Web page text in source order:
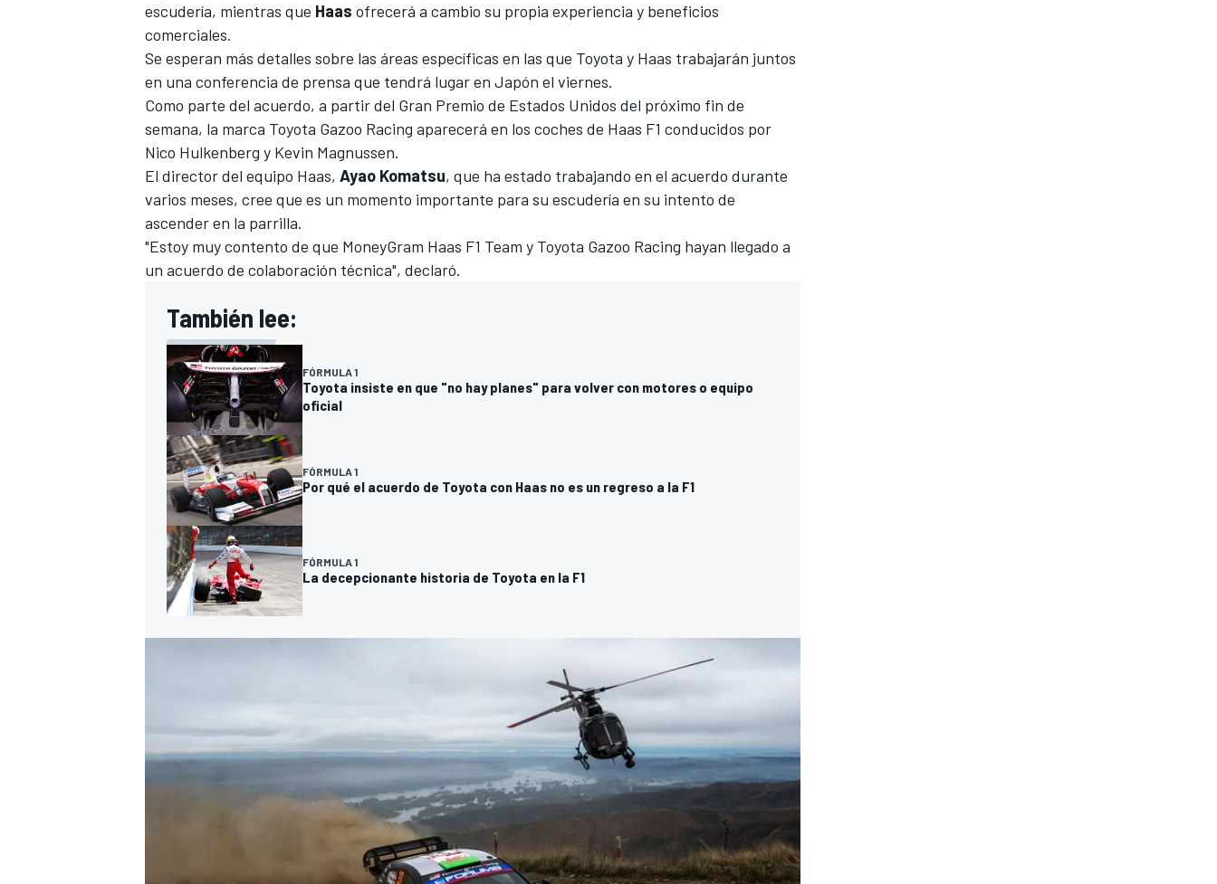
FÓRMULA E
WRC
escudería, mientras que Haas ofrecerá a cambio su propia experiencia y beneficios
comerciales.
Se esperan más detalles sobre las áreas específicas en las que Toyota y Haas trabajarán juntos
en una conferencia de prensa que tendrá lugar en Japón el viernes.
Como parte del acuerdo, a partir del Gran Premio de Estados Unidos del próximo fin de
semana, la marca Toyota Gazoo Racing aparecerá en los coches de Haas F1 conducidos por
Nico Hulkenberg y Kevin Magnussen.
El director del equipo Haas, Ayao Komatsu, que ha estado trabajando en el acuerdo durante
varios meses, cree que es un momento importante para su escudería en su intento de
ascender en la parrilla.
"Estoy muy contento de que MoneyGram Haas F1 Team y Toyota Gazoo Racing hayan llegado a
un acuerdo de colaboración técnica", declaró.
También lee:
FÓRMULA 1
Toyota insiste en que "no hay planes" para volver con motores o equipo
oficial
FÓRMULA 1
Por qué el acuerdo de Toyota con Haas no es un regreso a la F1
FÓRMULA 1
La decepcionante historia de Toyota en la F1